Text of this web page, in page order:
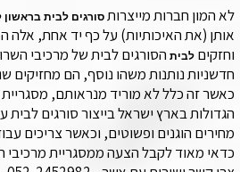
לא המון חברות מייצרותסורגים לבית בראשון
אותן (את האיכותיות) על כף יד אחת, אלה
וחזקיםלבית הסורגים לבית של מרכיבי
חדשניות נותנות משהו נוסף, הם מחזיקים
כאשר זה כלל לא מוריד מנראותם, מסגריית
הגדולות בארץ ישראל בייצור סורגים
מחירים הוגנים ופשוטים, וכאשר צריכים
כדאי מאוד לקבל הצעה ממסגריית מרכיבי